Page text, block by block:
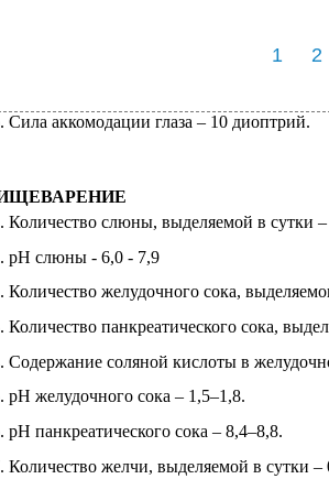
1 2
Сила аккомодации глаза – 10 диоптрий.
Количество слюны, выделяемой в сутки –
рН слюны - 6,0 - 7,9
Количество желудочного сока,
Количество панкреатического сока,
Содержание соляной кислоты в
рН желудочного сока – 1,5–1,8.
рН панкреатического сока – 8,4–8,8.
Количество желчи, выделяемой в сутки –